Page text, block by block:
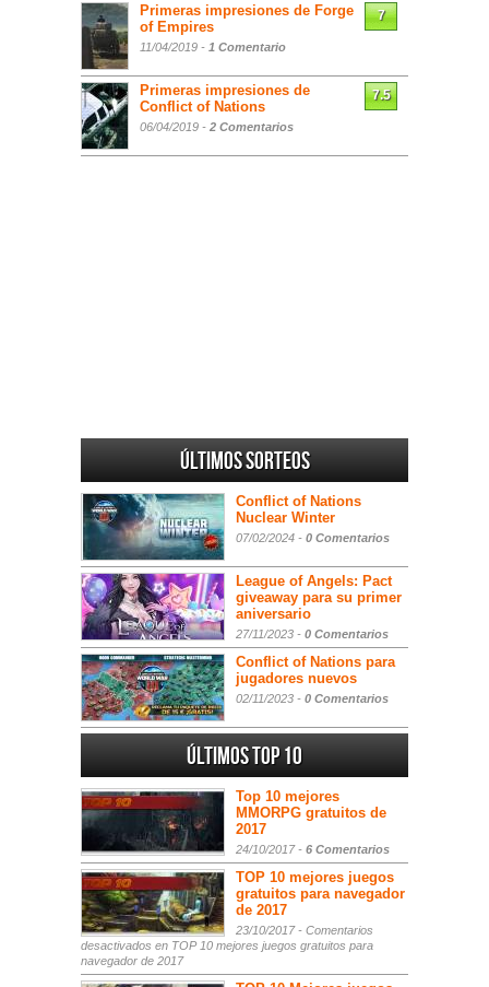
Primeras impresiones de Forge
of Empires
11/04/2019 - 1 Comentario
7
Primeras impresiones de
Conflict of Nations
06/04/2019 - 2 Comentarios
7.5
Últimos sorteos
Conflict of Nations
Nuclear Winter
07/02/2024 - 0 Comentarios
League of Angels: Pact
giveaway para su primer
aniversario
27/11/2023 - 0 Comentarios
Conflict of Nations para
jugadores nuevos
02/11/2023 - 0 Comentarios
Últimos Top 10
Top 10 mejores
MMORPG gratuitos de
2017
24/10/2017 - 6 Comentarios
TOP 10 mejores juegos
gratuitos para navegador
de 2017
23/10/2017 - Comentarios
desactivados en TOP 10 mejores juegos gratuitos para
navegador de 2017